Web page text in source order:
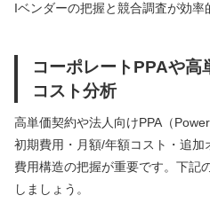
Iベンダーの把握と競合調査が効率
コーポレートPPAや高
コスト分析
高単価契約や法人向けPPA（
初期費用・月額/年額コスト・追
費用構造の把握が重要です。下記
しましょう。